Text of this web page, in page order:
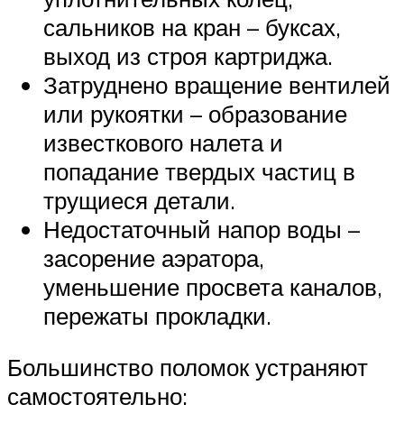
сальников на кран – буксах,
выход из строя картриджа.
Затруднено вращение вентилей
или рукоятки – образование
известкового налета и
попадание твердых частиц в
трущиеся детали.
Недостаточный напор воды –
засорение аэратора,
уменьшение просвета каналов,
пережаты прокладки.
Большинство поломок устраняют
самостоятельно: